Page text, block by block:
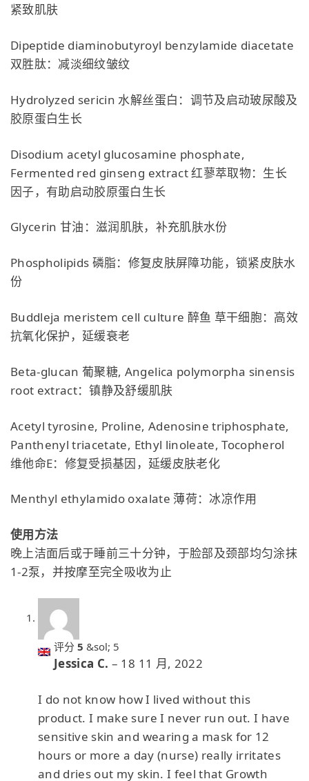
紧致肌肤
Dipeptide diaminobutyroyl benzylamide diacetate
双胜肽：减淡细纹皱纹
Hydrolyzed sericin 水解丝蛋白：调节及启动玻尿酸及
胶原蛋白生长
Disodium acetyl glucosamine phosphate,
Fermented red ginseng extract 红蓼萃取物：生长
因子，有助启动胶原蛋白生长
Glycerin 甘油：滋润肌肤，补充肌肤水份
Phospholipids 磷脂：修复皮肤屏障功能，锁紧皮肤水
份
Buddleja meristem cell culture 醉鱼 草干细胞：高效
抗氧化保护，延缓衰老
Beta-glucan 葡聚糖, Angelica polymorpha sinensis
root extract：镇静及舒缓肌肤
Acetyl tyrosine, Proline, Adenosine triphosphate,
Panthenyl triacetate, Ethyl linoleate, Tocopherol
维他命E：修复受损基因，延缓皮肤老化
Menthyl ethylamido oxalate 薄荷：冰凉作用
使用方法
晚上洁面后或于睡前三十分钟，于脸部及颈部均匀涂抹
1-2泵，并按摩至完全吸收为止
评分 5 &sol; 5
Jessica C. – 18 11 月, 2022
I do not know how I lived without this
product. I make sure I never run out. I have
sensitive skin and wearing a mask for 12
hours or more a day (nurse) really irritates
and dries out my skin. I feel that Growth